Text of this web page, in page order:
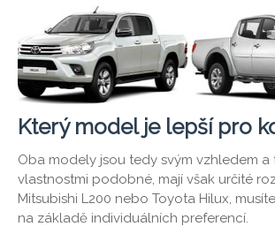
Který model je lepší pro
Oba modely jsou tedy svým vzhledem a
vlastnostmi podobné, mají však určité
Mitsubishi L200 nebo Toyota Hilux,
na základě individuálních preferencí.